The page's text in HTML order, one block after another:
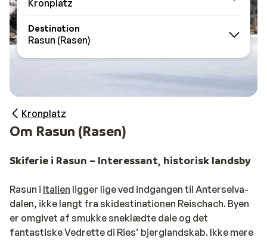
Kronplatz
Destination
Rasun (Rasen)
Kronplatz
Om Rasun (Rasen)
Skiferie i Rasun – Interessant, historisk landsby
Rasun i Italien ligger lige ved indgangen til Anterselva-
dalen, ikke langt fra skidestinationen Reischach. Byen
er omgivet af smukke sneklædte dale og det
fantastiske Vedrette di Ries’ bjerglandskab. Ikke mere